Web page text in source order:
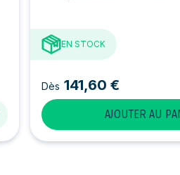
EN STOCK
Dès 141,60 €
AJOUTER AU